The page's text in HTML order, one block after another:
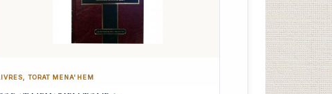
, TORAT MENA'HEM